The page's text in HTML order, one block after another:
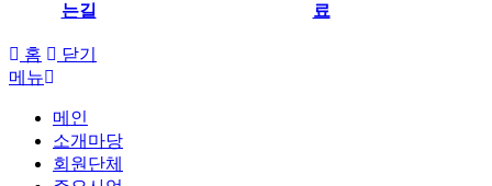
는길
료
홈
닫기
메뉴
메인
소개마당
회원단체